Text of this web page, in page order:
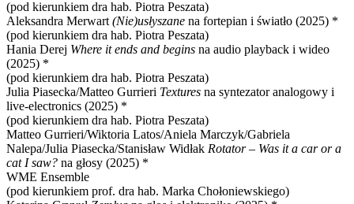
(pod kierunkiem dra hab. Piotra Peszata)
Aleksandra Merwart (Nie)usłyszane na fortepian i światło (2025) *
(pod kierunkiem dra hab. Piotra Peszata)
Hania Derej Where it ends and begins na audio playback i wideo
(2025) *
(pod kierunkiem dra hab. Piotra Peszata)
Julia Piasecka/Matteo Gurrieri Textures na syntezator analogowy i
live-electronics (2025) *
(pod kierunkiem dra hab. Piotra Peszata)
Matteo Gurrieri/Wiktoria Latos/Aniela Marczyk/Gabriela
Nalepa/Julia Piasecka/Stanisław Widłak Rotator – Was it a car or a
cat I saw? na głosy (2025) *
WME Ensemble
(pod kierunkiem prof. dra hab. Marka Chołoniewskiego)